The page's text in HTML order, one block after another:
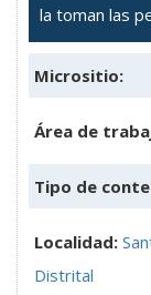
la toman las
Micrositio:
Área de
Tipo de
Localidad:
Distrital